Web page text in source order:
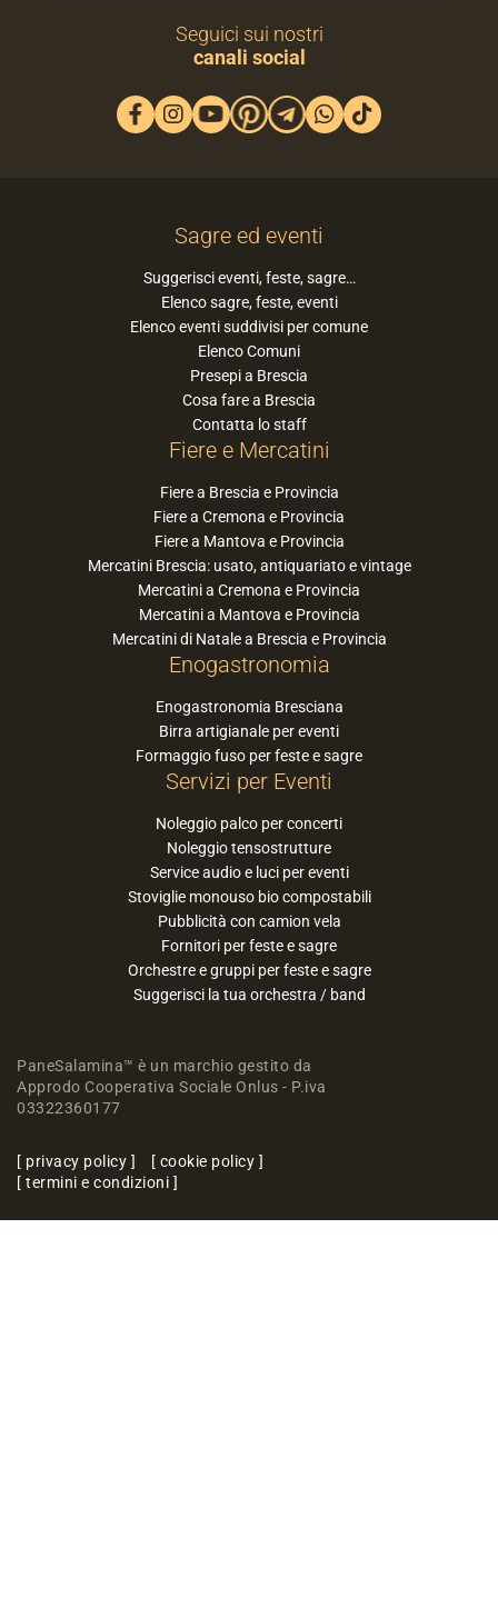
Seguici sui nostri
canali social
Sagre ed eventi
Suggerisci eventi, feste, sagre…
Elenco sagre, feste, eventi
Elenco eventi suddivisi per comune
Elenco Comuni
Presepi a Brescia
Cosa fare a Brescia
Contatta lo staff
Fiere e Mercatini
Fiere a Brescia e Provincia
Fiere a Cremona e Provincia
Fiere a Mantova e Provincia
Mercatini Brescia: usato, antiquariato e vintage
Mercatini a Cremona e Provincia
Mercatini a Mantova e Provincia
Mercatini di Natale a Brescia e Provincia
Enogastronomia
Enogastronomia Bresciana
Birra artigianale per eventi
Formaggio fuso per feste e sagre
Servizi per Eventi
Noleggio palco per concerti
Noleggio tensostrutture
Service audio e luci per eventi
Stoviglie monouso bio compostabili
Pubblicità con camion vela
Fornitori per feste e sagre
Orchestre e gruppi per feste e sagre
Suggerisci la tua orchestra / band
PaneSalamina™ è un marchio gestito da
Approdo Cooperativa Sociale Onlus - P.iva
03322360177
privacy policy
cookie policy
termini e condizioni